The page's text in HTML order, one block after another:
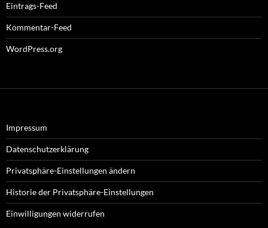
Eintrags-Feed
Kommentar-Feed
WordPress.org
Impressum
Datenschutzerklärung
Privatsphäre-Einstellungen ändern
Historie der Privatsphäre-Einstellungen
Einwilligungen widerrufen